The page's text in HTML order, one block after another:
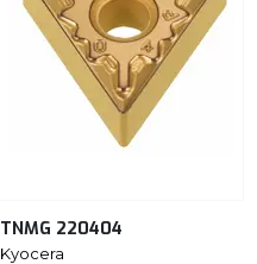
TNMG 220404
Kyocera